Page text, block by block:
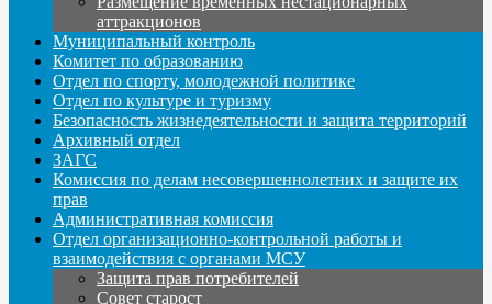
аттракционов
Муниципальный контроль
Комитет по образованию
Отдел по спорту, молодежной политике
Отдел по культуре и туризму
Безопасность жизнедеятельности и защита территорий
Архивный отдел
ЗАГС
Комиссия по делам несовершеннолетних и защите их
прав
Административная комиссия
Отдел организационно-контрольной работы и
взаимодействия с органами МСУ
Защита прав потребителей
Совет старост